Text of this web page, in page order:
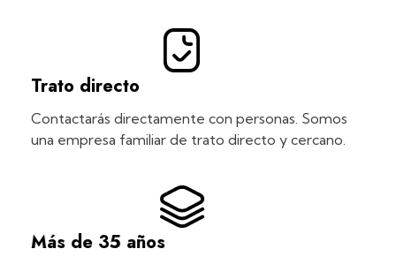
Trato directo
Contactarás directamente con personas. Somos
una empresa familiar de trato directo y cercano.
Más de 35 años